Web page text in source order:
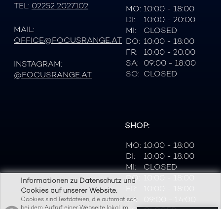
Informationen zu Datenschutz und
Cookies auf unserer Website.
Cookies sind Textdateien, die automatisch
TEL: 02252 2027102
MAIL:
OFFICE@FOCUSRANGE.AT
INSTAGRAM:
@FOCUSRANGE.AT
MO: 10:00 - 18:00
DI:
10:00 - 20:00
MI:
CLOSED
DO: 10:00 - 18:00
FR:
10:00 - 20:00
SA: 09:00 - 18:00
SO: CLOSED
SHOP:
MO: 10:00 - 18:00
DI:
10:00 - 18:00
MI:
CLOSED
DO:
SA:
09:00 - 14:00